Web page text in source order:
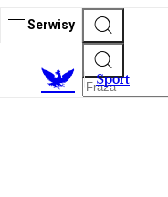
Serwisy
Sport